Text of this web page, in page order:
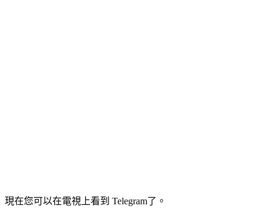
現在您可以在電視上看到 Telegram了。